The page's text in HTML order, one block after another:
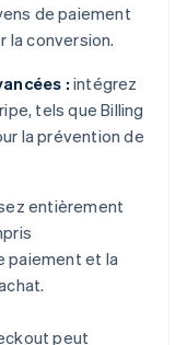
de paiement
la conversion.
: intégrez
tels que Billing
la prévention de
entièrement
paiement et la
peut